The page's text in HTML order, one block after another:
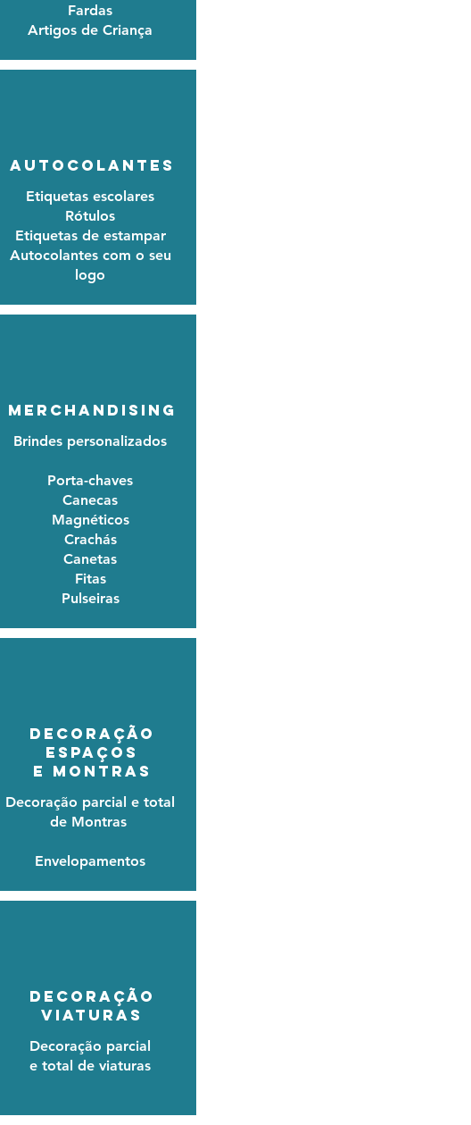
Fardas
Artigos de Criança
AUTOCOLANTES
Etiquetas escolares
Rótulos
Etiquetas de estampar
Autocolantes com o seu
logo
MERCHANDISING
Brindes personalizados
Porta-chaves
Canecas
Magnéticos
Crachás
Canetas
Fitas
Pulseiras
DECORAÇÃO
ESPAÇOs
e MONTRAS
Decoração parcial e total
de Montras
Envelopamentos
DECORAÇÃO
VIATURAS
Decoração parcial
e total de viaturas